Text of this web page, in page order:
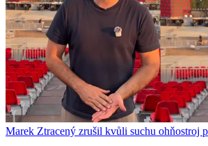
Marek Ztracený zrušil kvůli suchu ohňostroj